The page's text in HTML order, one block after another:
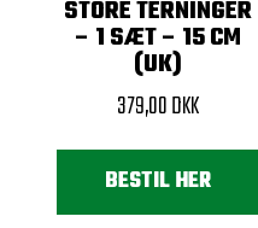
STORE TERNINGER
– 1 SÆT – 15 CM
(UK)
379,00DKK
BESTIL HER